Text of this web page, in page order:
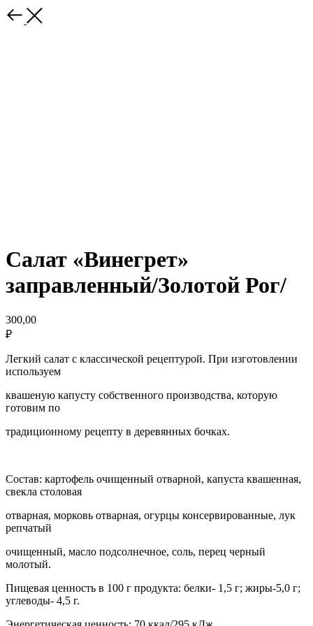
Салат «Винегрет»
заправленный/Золотой Рог/
300,00
₽
Легкий салат с классической рецептурой. При изготовлении
используем
квашеную капусту собственного производства, которую
готовим по
традиционному рецепту в деревянных бочках.
Состав: картофель очищенный отварной, капуста квашенная,
свекла столовая
отварная, морковь отварная, огурцы консервированные, лук
репчатый
очищенный, масло подсолнечное, соль, перец черный
молотый.
Пищевая ценность в 100 г продукта: белки- 1,5 г; жиры-5,0 г;
углеводы- 4,5 г.